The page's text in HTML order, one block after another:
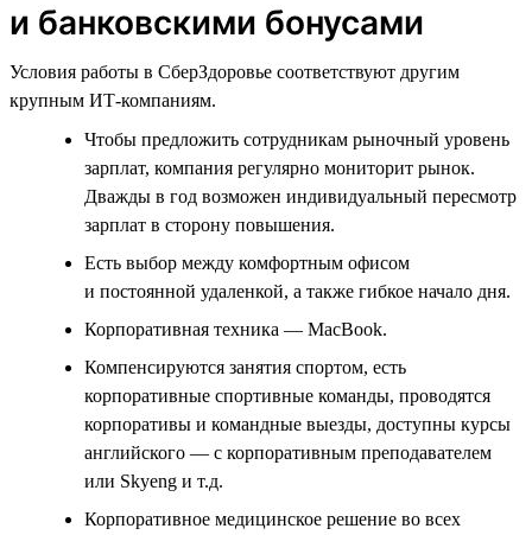
и банковскими бонусами
Условия работы в СберЗдоровье соответствуют другим
крупным ИТ-компаниям.
Чтобы предложить сотрудникам рыночный уровень
зарплат, компания регулярно мониторит рынок.
Дважды в год возможен индивидуальный пересмотр
зарплат в сторону повышения.
Есть выбор между комфортным офисом
и постоянной удаленкой, а также гибкое начало дня.
Корпоративная техника — MacBook.
Компенсируются занятия спортом, есть
корпоративные спортивные команды, проводятся
корпоративы и командные выезды, доступны курсы
английского — с корпоративным преподавателем
или Skyeng и т.д.
Корпоративное медицинское решение во всех